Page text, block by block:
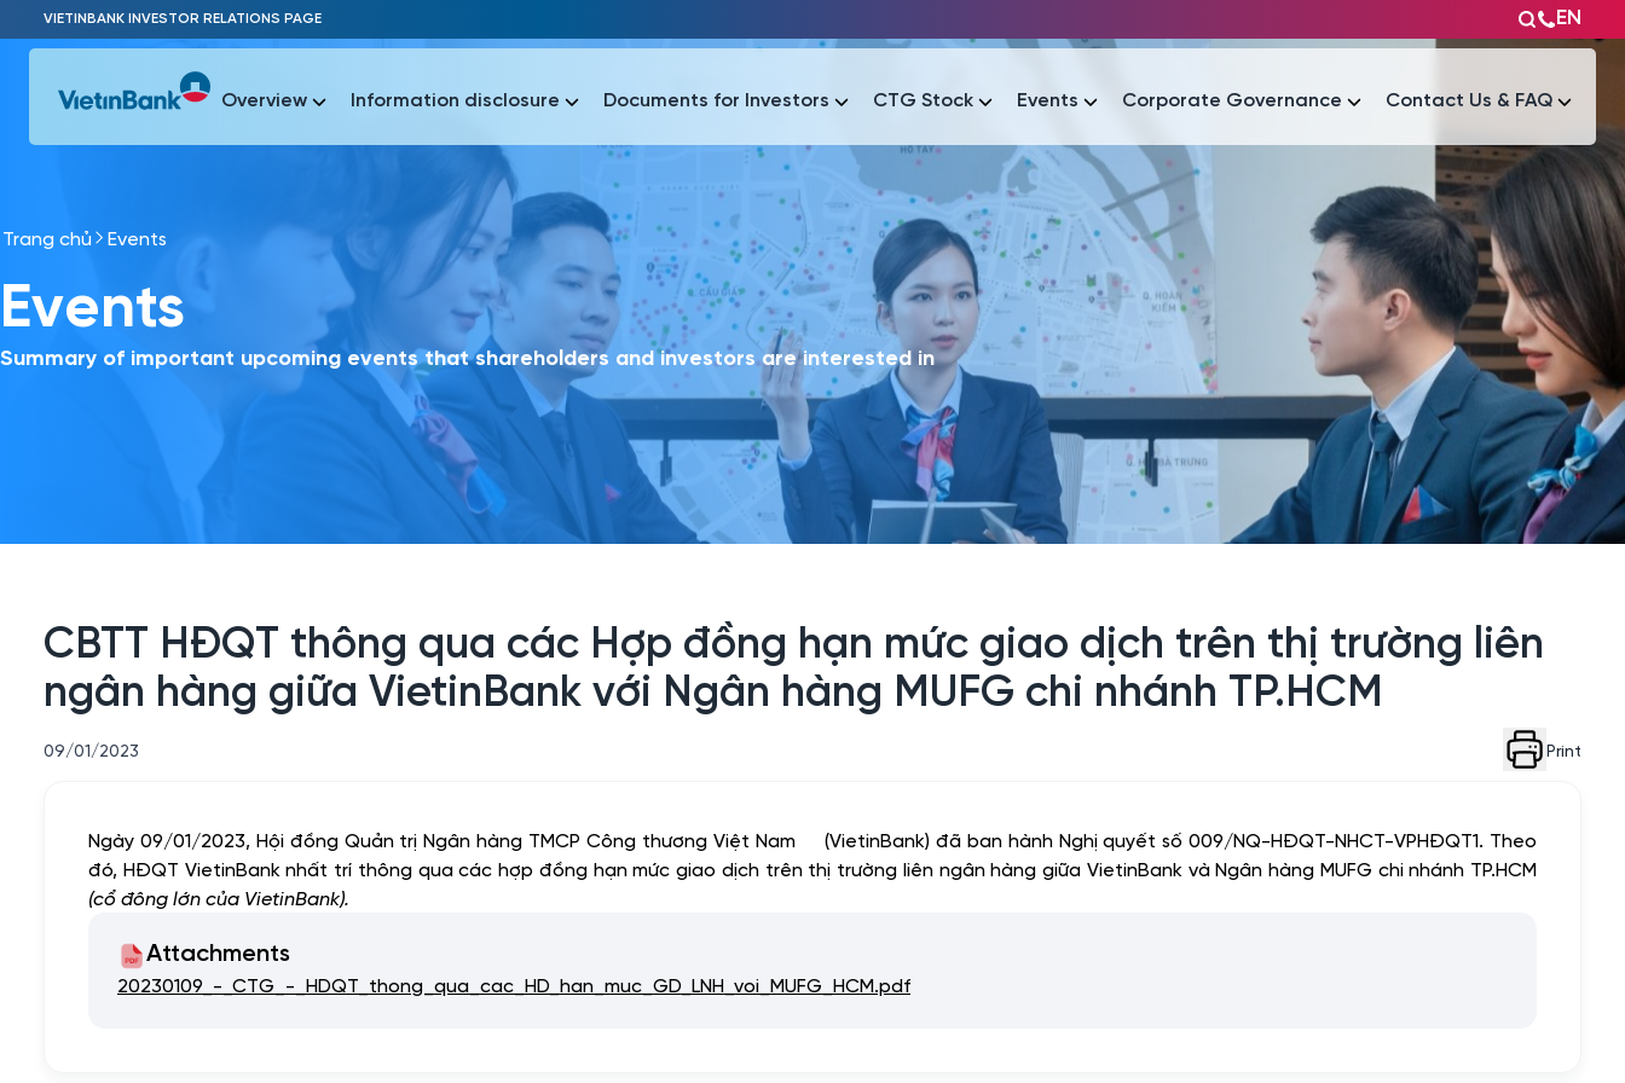
Skip to Main Content
VIETINBANK INVESTOR RELATIONS PAGE EN
Most Popular
Báo cáo tài chính Thông tin giao dịch Công bố thông tin Sự kiện
Overview Information disclosure Documents for Investors CTG Stock Events Corporate Governance Contact Us & FAQ
Most Popular
Thông tin giao dịch Công bố thông tin Tài liệu
Trang chủ Events
Events
Summary of important upcoming events that shareholders and investors are interested in
CBTT HĐQT thông qua các Hợp đồng hạn mức giao dịch trên thị trường liên
ngân hàng giữa VietinBank với Ngân hàng MUFG chi nhánh TP.HCM
09/01/2023 Print
Ngày 09/01/2023, Hội đồng Quản trị Ngân hàng TMCP Công thương Việt Nam
(VietinBank) đã ban hành Nghị quyết số 009/NQ-HĐQT-NHCT-VPHĐQT1. Theo
đó, HĐQT VietinBank nhất trí thông qua các hợp đồng hạn mức giao dịch trên thị trường liên ngân hàng giữa VietinBank và Ngân hàng MUFG chi nhánh TP.HCM
(cổ đông lớn của VietinBank).
Attachments
20230109_-_CTG_-_HDQT_thong_qua_cac_HD_han_muc_GD_LNH_voi_MUFG_HCM.pdf